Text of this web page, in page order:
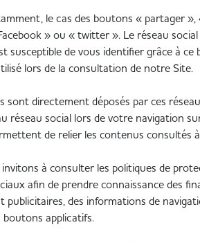
le cas des boutons « partager »,
» ou « twitter ». Le réseau
susceptible de vous identifier grâce à ce
lors de la consultation de notre Site.
sont directement déposés par ces
réseau social lors de votre navigation
de relier les contenus consultés
à consulter les politiques de
afin de prendre connaissance des
publicitaires, des informations de
boutons applicatifs.